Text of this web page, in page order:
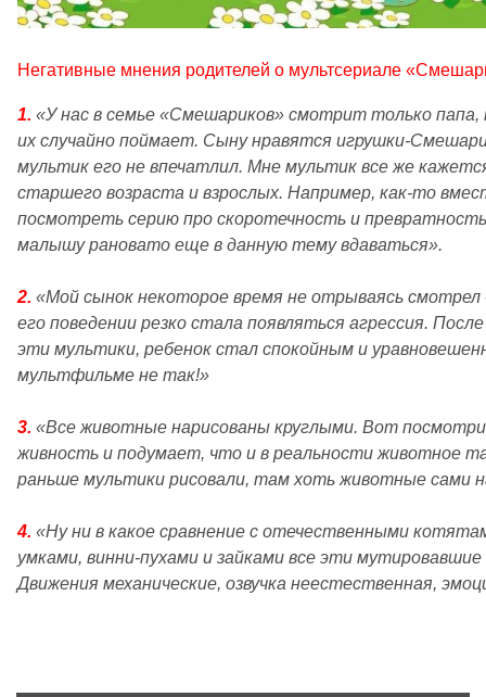
Негативные мнения родителей о мультсериале
1. «У нас в семье «Смешариков» смотрит только папа,
их случайно поймает. Сыну нравятся игрушки-
мультик его не впечатлил. Мне мультик все же
старшего возраста и взрослых. Например, как-то
посмотреть серию про скоротечность и
малышу рановато еще в данную тему вдаваться».
2. «Мой сынок некоторое время не отрываясь
его поведении резко стала появляться агрессия.
эти мультики, ребенок стал спокойным и
мультфильме не так!»
3. «Все животные нарисованы круглыми. Вот
живность и подумает, что и в реальности животное
раньше мультики рисовали, там хоть животные сами
4. «Ну ни в какое сравнение с отечественными
умками, винни-пухами и зайками все эти
Движения механические, озвучка неестественная,